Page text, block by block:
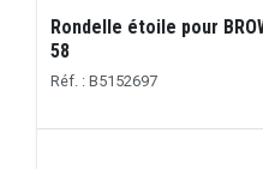
Rondelle étoile pour
58
Réf. : B5152697